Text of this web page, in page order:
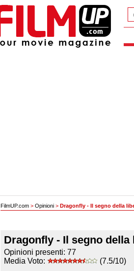
FilmUP.com > Opinioni > Dragonfly - Il segno della
Dragonfly - Il segno della
Opinioni presenti: 77
Media Voto:
(7.5/10)